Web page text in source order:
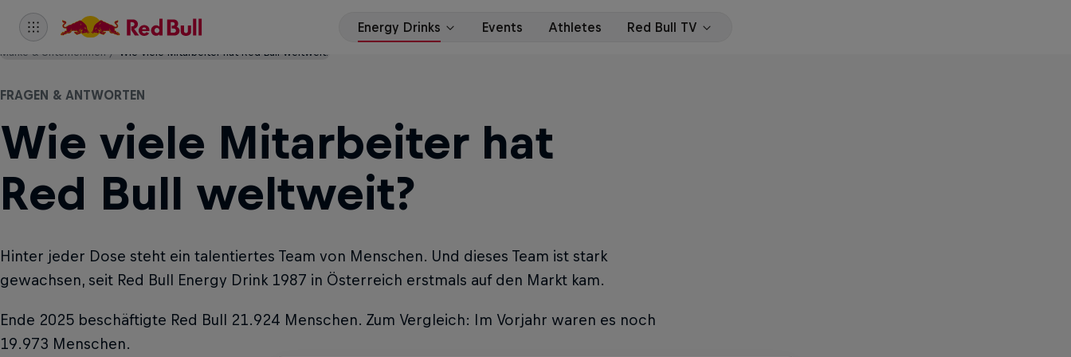
Marke & Unternehmen Wie viele Mitarbeiter hat Red Bull weltweit?
FRAGEN & ANTWORTEN
Wie viele Mitarbeiter hat
Red Bull weltweit?
Hinter jeder Dose steht ein talentiertes Team von Menschen. Und dieses Team ist stark
gewachsen, seit Red Bull Energy Drink 1987 in Österreich erstmals auf den Markt kam.
Ende 2025 beschäftigte Red Bull 21.924 Menschen. Zum Vergleich: Im Vorjahr waren es noch
19.973 Menschen.